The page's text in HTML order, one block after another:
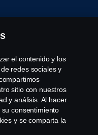
el contenido y los
redes sociales y
sitio con nuestros
y análisis. Al hacer
consentimiento
y se comparta la